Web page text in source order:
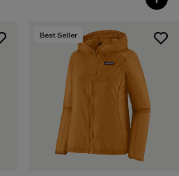
Best Seller